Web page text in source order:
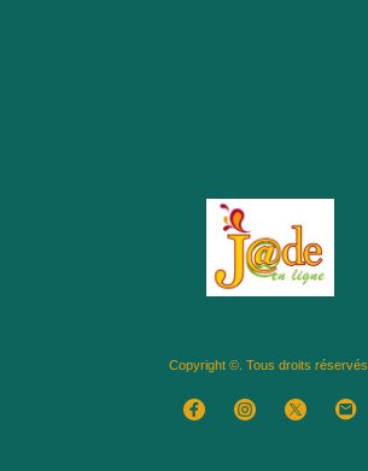
Copyright ©. Tous droits réservés.